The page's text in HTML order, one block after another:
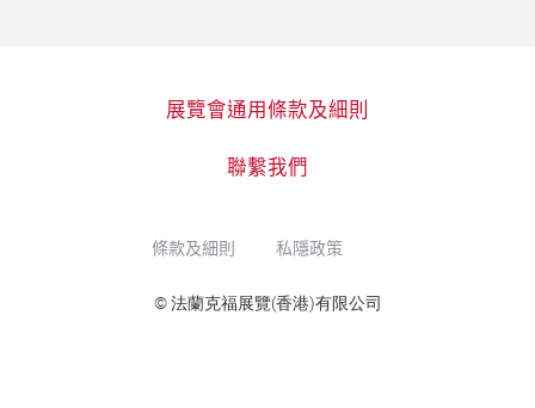
展覽會通用條款及細則
聯繫我們
條款及細則 私隱政策
© 法蘭克福展覽(香港)有限公司